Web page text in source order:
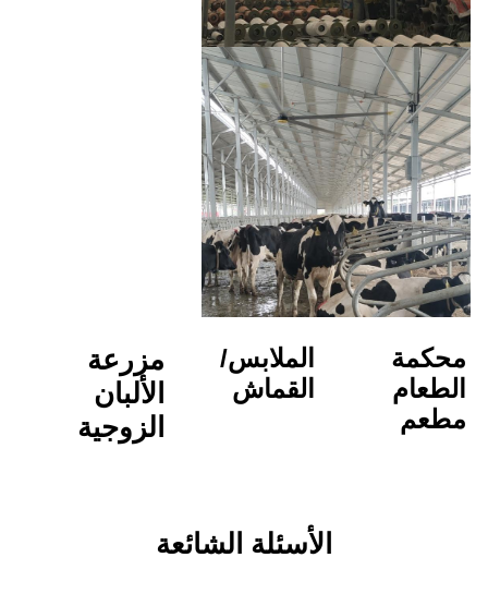
الملابس/
القماش
مزرعة
الألبان
الأسئلة الشائعة